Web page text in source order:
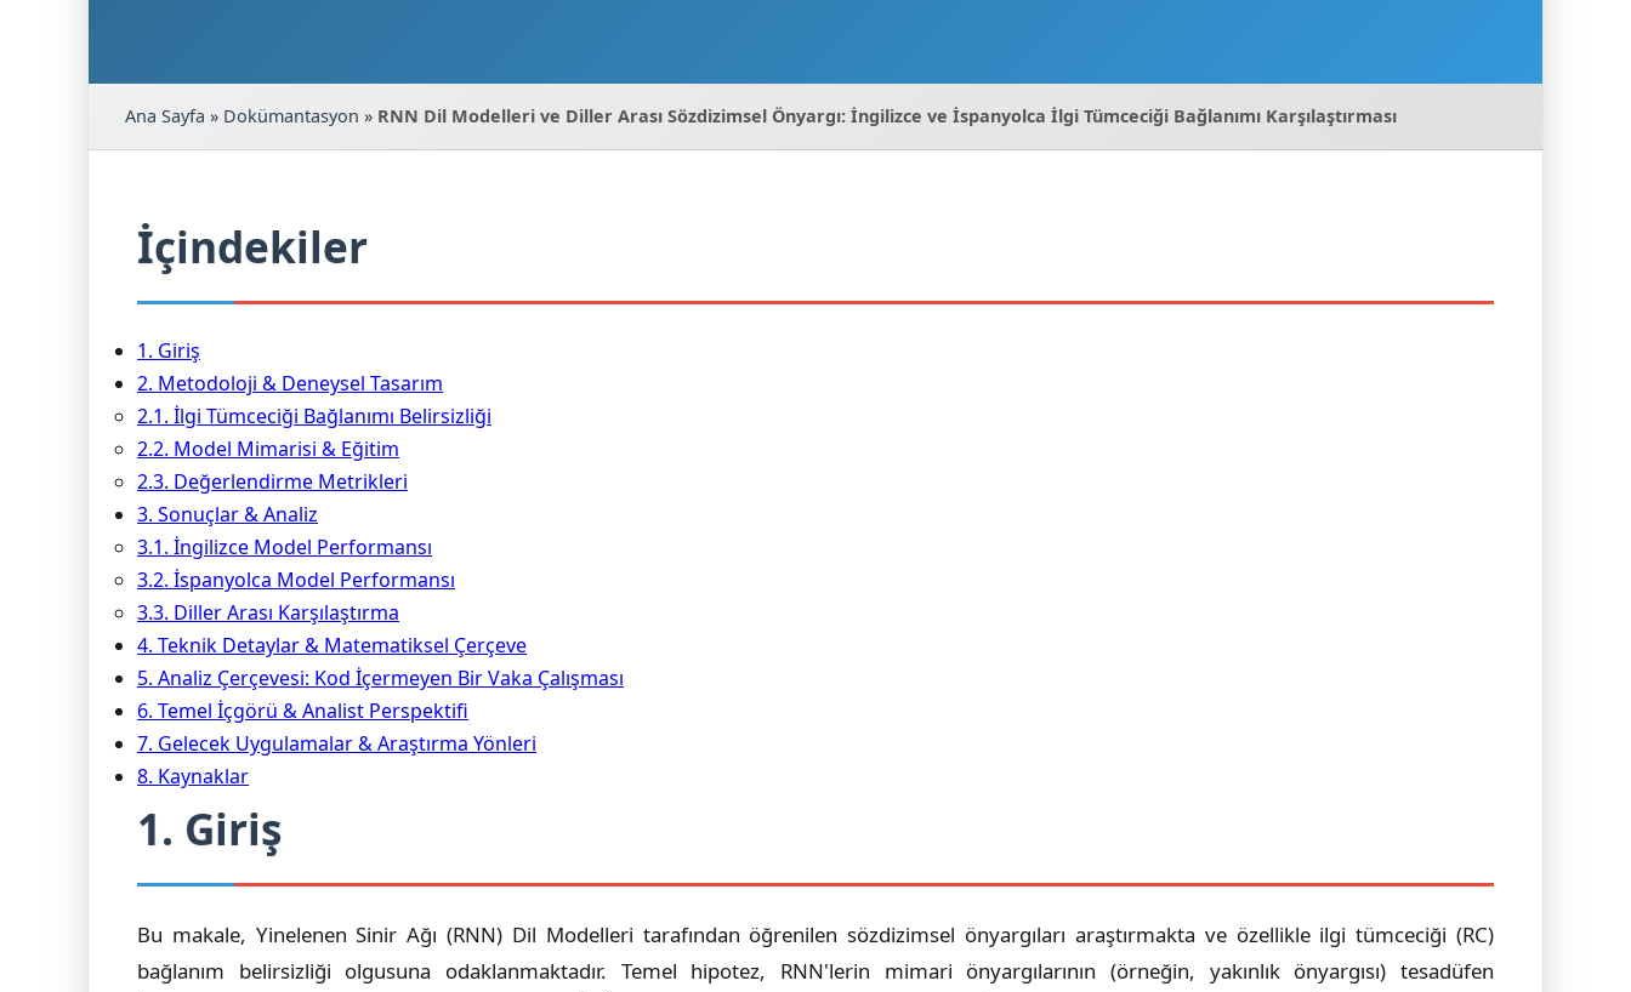
Ana Sayfa » Dokümantasyon » RNN Dil Modelleri ve Diller Arası Sözdizimsel Önyargı: İngilizce ve İspanyolca İlgi Tümceciği Bağlanımı Karşılaştırması
İçindekiler
1. Giriş
2. Metodoloji & Deneysel Tasarım
2.1. İlgi Tümceciği Bağlanımı Belirsizliği
2.2. Model Mimarisi & Eğitim
2.3. Değerlendirme Metrikleri
3. Sonuçlar & Analiz
3.1. İngilizce Model Performansı
3.2. İspanyolca Model Performansı
3.3. Diller Arası Karşılaştırma
4. Teknik Detaylar & Matematiksel Çerçeve
5. Analiz Çerçevesi: Kod İçermeyen Bir Vaka Çalışması
6. Temel İçgörü & Analist Perspektifi
7. Gelecek Uygulamalar & Araştırma Yönleri
8. Kaynaklar
1. Giriş
Bu makale, Yinelenen Sinir Ağı (RNN) Dil Modelleri tarafından öğrenilen sözdizimsel önyargıları araştırmakta ve özellikle ilgi tümceciği (RC)
bağlanım belirsizliği olgusuna odaklanmaktadır. Temel hipotez, RNN'lerin mimari önyargılarının (örneğin, yakınlık önyargısı) tesadüfen